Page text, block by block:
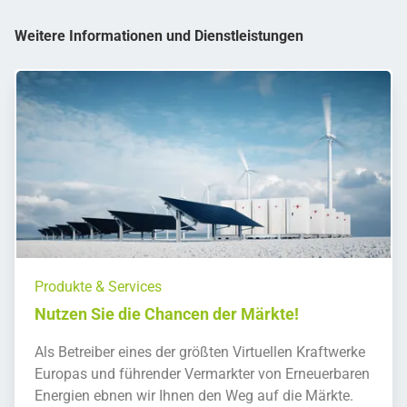
Weitere Informationen und Dienstleistungen
Produkte & Services
Nutzen Sie die Chancen der Märkte!
Als Betreiber eines der größten Virtuellen Kraftwerke
Europas und führender Vermarkter von Erneuerbaren
Energien ebnen wir Ihnen den Weg auf die Märkte.